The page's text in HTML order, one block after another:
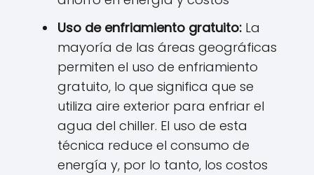
Uso de enfriamiento gratuito: La
mayoría de las áreas geográficas
permiten el uso de enfriamiento
gratuito, lo que significa que se
utiliza aire exterior para enfriar el
agua del chiller. El uso de esta
técnica reduce el consumo de
energía y, por lo tanto, los costos